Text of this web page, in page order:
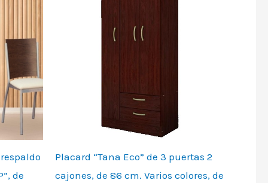
de
Placard “Tana Eco” de 3 puertas 2
cajones, de 86 cm. Varios colores, de